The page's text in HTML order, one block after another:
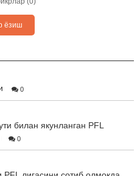
ёзиш
0
билан якунланган PFL
0